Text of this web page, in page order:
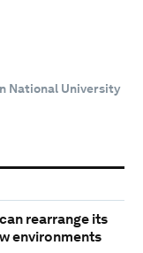
National University
rearrange its
environments